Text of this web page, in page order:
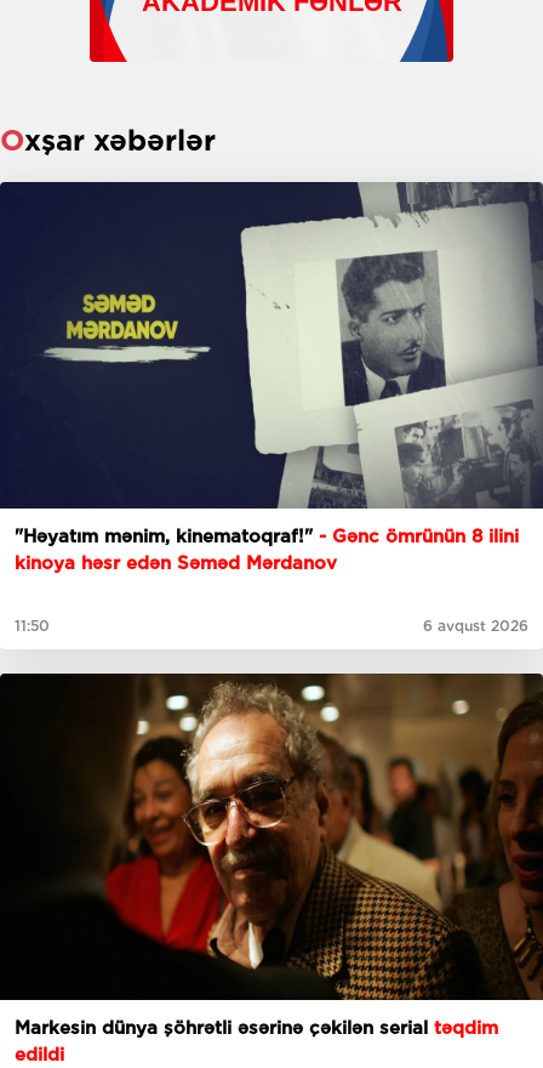
Oxşar xəbərlər
"Həyatım mənim, kinematoqraf!"- Gənc ömrünün 8 ilini
kinoya həsr edən Səməd Mərdanov
11:50 6 avqust 2026
Markesin dünya şöhrətli əsərinə çəkilən serial təqdim
edildi